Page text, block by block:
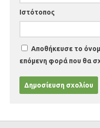
Ιστότοπος
Αποθήκευσε το
επόμενη φορά που θα